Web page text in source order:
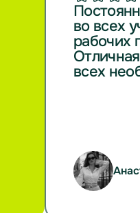
во всех
рабочих
всех